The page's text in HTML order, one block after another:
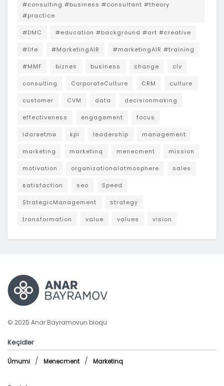
#consulting #business #consultant #theory
#practice
#DMC #education #background #art #creative
#life #MarketingAIR #marketingAIR #training
#MMF biznes business change clv
consulting CorporateCulture CRM culture
customer CVM data decisionmaking
effectiveness engagement focus
idarəetmə kpi leadership management
marketing marketinq menecment mission
motivation organizationalatmosphere sales
satisfaction seo Speed
StrategicManagement strategy
transformation value values vision
© 2025 Anar Bayramovun bloqu
Keçidlər
Ümumi Menecment Marketinq